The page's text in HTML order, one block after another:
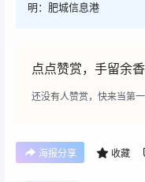
明：肥城信息港
点点赞赏，手留余香
还没有人赞赏，快来当第一
海报分享 收藏